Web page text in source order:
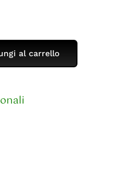
al carrello